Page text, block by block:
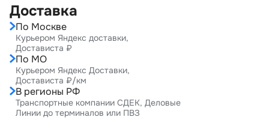
Доставка
По Москве
Курьером Яндекс доставки,
Достависта ₽
По МО
Курьером Яндекс Доставки,
Достависта ₽/км
В регионы РФ
Транспортные компании СДЕК, Деловые
Линии до терминалов или ПВЗ